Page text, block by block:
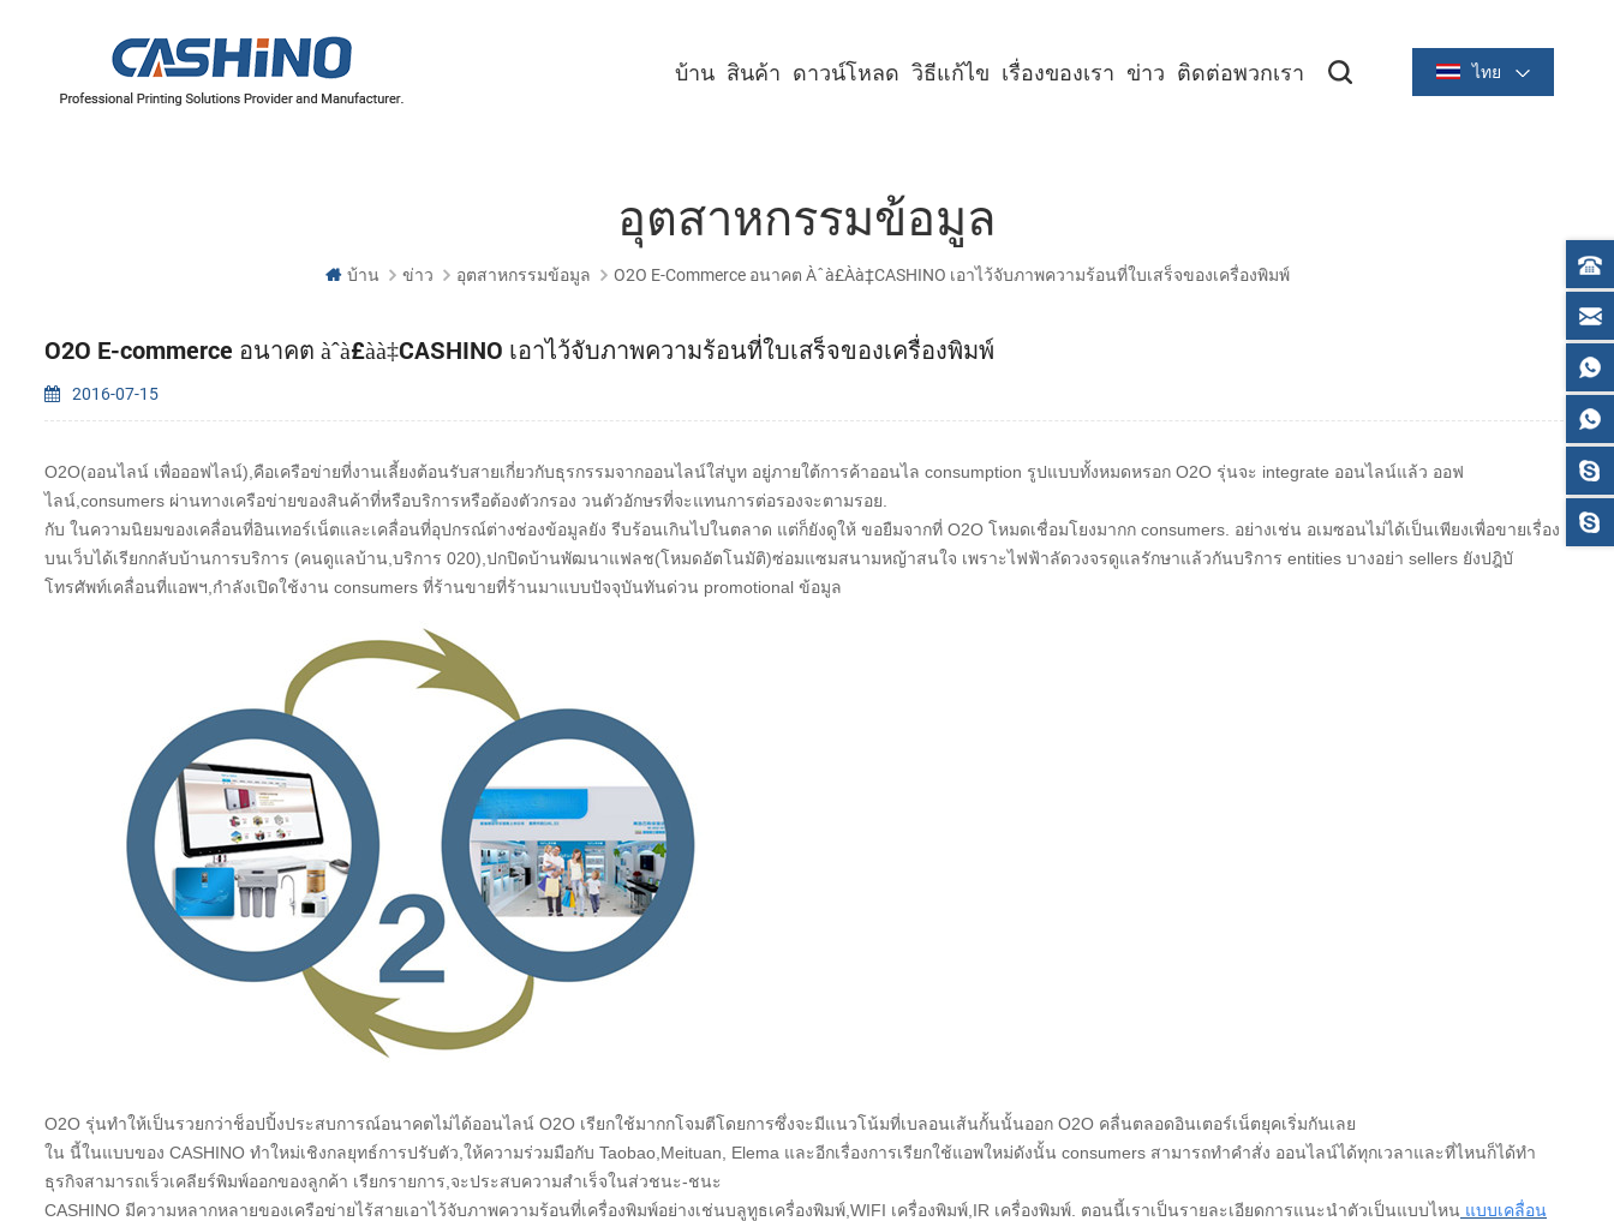
ไทย
บ้าน สินค้า ดาวน์โหลด วิธีแก้ไข เรื่องของเรา ข่าว ติดต่อพวกเรา
อุตสาหกรรมข้อมูล
บ้าน ข่าว อุตสาหกรรมข้อมูล O2O E-Commerce อนาคต Àˆà£àà‡CASHINO เอาไว้จับภาพความร้อนที่ใบเสร็จของเครื่องพิมพ์
O2O E-commerce อนาคต àˆà£àà‡CASHINO เอาไว้จับภาพความร้อนที่ใบเสร็จของเครื่องพิมพ์
2016-07-15
O2O(ออนไลน์ เพื่อออฟไลน์),คือเครือข่ายที่งานเลี้ยงต้อนรับสายเกี่ยวกับธุรกรรมจากออนไลน์ใส่บูท อยู่ภายใต้การค้าออนไล consumption รูปแบบทั้งหมดหรอก O2O รุ่นจะ integrate ออนไลน์แล้ว ออฟ
ไลน์,consumers ผ่านทางเครือข่ายของสินค้าที่หรือบริการหรือต้องตัวกรอง วนตัวอักษรที่จะแทนการต่อรองจะตามรอย.
กับ ในความนิยมของเคลื่อนที่อินเทอร์เน็ตและเคลื่อนที่อุปกรณ์ต่างช่องข้อมูลยัง รีบร้อนเกินไปในตลาด แต่ก็ยังดูให้ ขอยืมจากที่ O2O โหมดเชื่อมโยงมากก consumers. อย่างเช่น อเมซอนไม่ได้เป็นเพียงเพื่อขายเรื่อง
บนเว็บได้เรียกกลับบ้านการบริการ (คนดูแลบ้าน,บริการ 020),ปกปิดบ้านพัฒนาแฟลช(โหมดอัตโนมัติ)ซ่อมแซมสนามหญ้าสนใจ เพราะไฟฟ้าลัดวงจรดูแลรักษาแล้วกันบริการ entities บางอย่า sellers ยังปฎิบั
โทรศัพท์เคลื่อนที่แอพฯ,กำลังเปิดใช้งาน consumers ที่ร้านขายที่ร้านมาแบบปัจจุบันทันด่วน promotional ข้อมูล
O2O รุ่นทำให้เป็นรวยกว่าช็อปปิ้งประสบการณ์อนาคตไม่ได้ออนไลน์ O2O เรียกใช้มากกโจมตีโดยการซึ่งจะมีแนวโน้มที่เบลอนเส้นกั้นนั้นออก O2O คลื่นตลอดอินเตอร์เน็ตยุคเริ่มกันเลย
ใน นี้ในแบบของ CASHINO ทำใหม่เชิงกลยุทธ์การปรับตัว,ให้ความร่วมมือกับ Taobao,Meituan, Elema และอีกเรื่องการเรียกใช้แอพใหม่ดังนั้น consumers สามารถทำคำสั่ง ออนไลน์ได้ทุกเวลาและที่ไหนก็ได้ทำ
ธุรกิจสามารถเร็วเคลียร์พิมพ์ออกของลูกค้า เรียกรายการ,จะประสบความสำเร็จในส่วชนะ-ชนะ
CASHINO มีความหลากหลายของเครือข่ายไร้สายเอาไว้จับภาพความร้อนที่เครื่องพิมพ์อย่างเช่นบลูทูธเครื่องพิมพ์,WIFI เครื่องพิมพ์,IR เครื่องพิมพ์. ตอนนี้เราเป็นรายละเอียดการแนะนำตัวเป็นแบบไหน แบบเคลื่อน